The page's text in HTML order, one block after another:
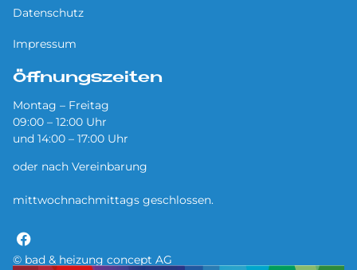
© bad & heizung concept AG
Datenschutz
Impressum
Öffnungszeiten
Montag – Freitag
09:00 – 12:00 Uhr
und 14:00 – 17:00 Uhr
oder nach Vereinbarung
mittwochnachmittags geschlossen.